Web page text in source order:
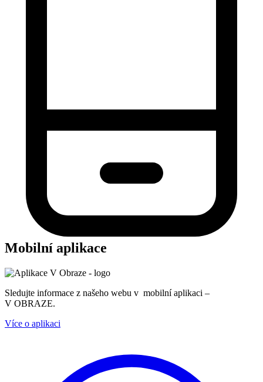
Mobilní aplikace
Sledujte informace z našeho webu v mobilní aplikaci –
V OBRAZE.
Více o aplikaci